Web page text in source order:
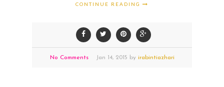
CONTINUE READING
No Comments Jan 14,2015 by irabintiazhari